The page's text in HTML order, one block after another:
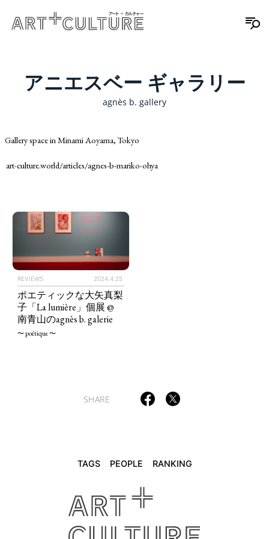
TAGS PEOPLE
POLITICS REVIEWS ARTICLES
アニエスベー ギャラリー
agnès b. gallery
Gallery space in Minami Aoyama, Tokyo
art-culture.world/articles/agnes-b-mariko-ohya
REVIEWS 2024.4.25
ポエティックな大矢真梨
子「La lumière」個展 @
南青山のagnès b. galerie
〜 poétique 〜
SHARE
TAGS PEOPLE RANKING